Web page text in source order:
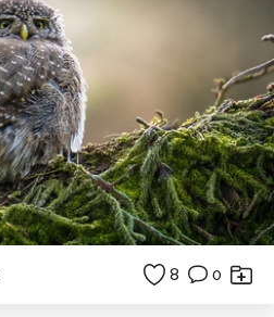
8 0